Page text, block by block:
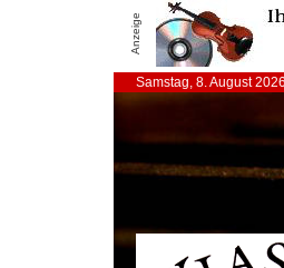
Anzeige
Samstag, 8. August 2026